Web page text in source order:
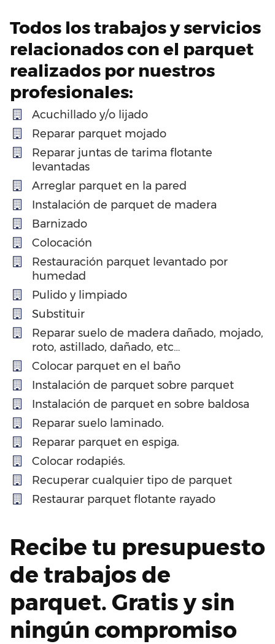
Todos los trabajos y servicios
relacionados con el parquet
realizados por nuestros
profesionales:
Acuchillado y/o lijado
Reparar parquet mojado
Reparar juntas de tarima flotante
levantadas
Arreglar parquet en la pared
Instalación de parquet de madera
Barnizado
Colocación
Restauración parquet levantado por
humedad
Pulido y limpiado
Substituir
Reparar suelo de madera dañado, mojado,
roto, astillado, dañado, etc…
Colocar parquet en el baño
Instalación de parquet sobre parquet
Instalación de parquet en sobre baldosa
Reparar suelo laminado.
Reparar parquet en espiga.
Colocar rodapiés.
Recuperar cualquier tipo de parquet
Restaurar parquet flotante rayado
Recibe tu presupuesto
de trabajos de
parquet. Gratis y sin
ningún compromiso